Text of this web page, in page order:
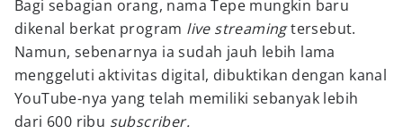
Bagi sebagian orang, nama Tepe mungkin baru
dikenal berkat program live streamingtersebut.
Namun, sebenarnya ia sudah jauh lebih lama
menggeluti aktivitas digital, dibuktikan dengan kanal
YouTube-nya yang telah memiliki sebanyak lebih
dari 600 ribu subscriber.